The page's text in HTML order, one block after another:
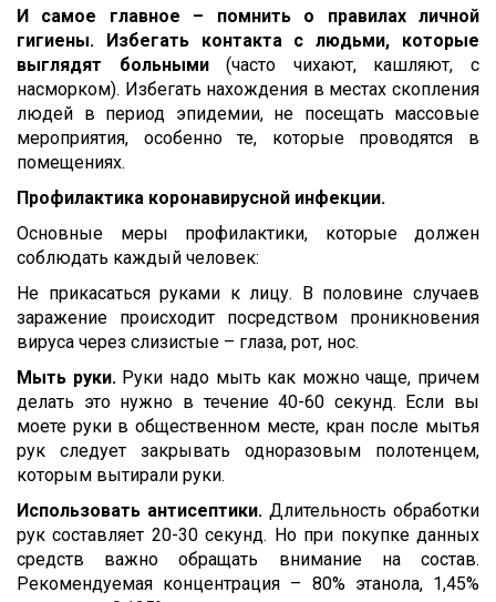
И самое главное – помнить о правилах личной
гигиены. Избегать контакта с людьми, которые
выглядят больными(часто чихают, кашляют, с
насморком). Избегать нахождения в местах скопления
людей в период эпидемии, не посещать массовые
мероприятия, особенно те, которые проводятся в
помещениях.
Профилактика коронавирусной инфекции.
Основные меры профилактики, которые должен
соблюдать каждый человек:
Не прикасаться руками к лицу. В половине случаев
заражение происходит посредством проникновения
вируса через слизистые – глаза, рот, нос.
Мыть руки.Руки надо мыть как можно чаще, причем
делать это нужно в течение 40-60 секунд. Если вы
моете руки в общественном месте, кран после мытья
рук следует закрывать одноразовым полотенцем,
которым вытирали руки.
Использовать антисептики. Длительность обработки
рук составляет 20-30 секунд. Но при покупке данных
средств важно обращать внимание на состав.
Рекомендуемая концентрация – 80% этанола, 1,45%